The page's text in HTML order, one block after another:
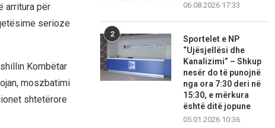
arritura për
serioze
Kombëtar
moszbatimi
shtetërore
06.08.2026 17:33
2
Sportelet e NP
“Ujësjellësi dhe
Kanalizimi” – Shkup
nesër do të punojnë
nga ora 7:30 deri në
15:30, e mërkura
është ditë jopune
05.01.2026 10:36